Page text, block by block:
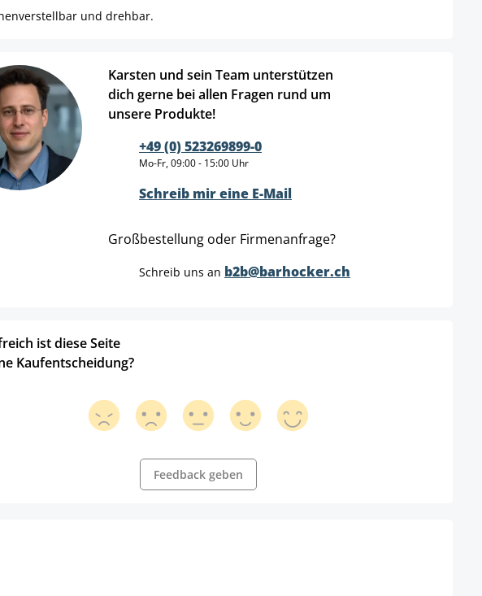
und drehbar.
Karsten und sein Team unterstützen
dich gerne bei allen Fragen rund um
unsere Produkte!
+49 (0) 523269899-0
Mo-Fr, 09:00 - 15:00 Uhr
Schreib mir eine E-Mail
Großbestellung oder Firmenanfrage?
Schreib uns an b2b@barhocker.ch
ist diese Seite
Kaufentscheidung?
Feedback geben